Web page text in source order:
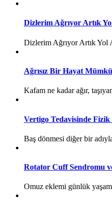
Dizlerim Ağrıyor Artık
Dizlerim Ağrıyor Artık Yol
Ağrısız Bir Hayat
Kafam ne kadar ağır,
Vertigo Tedavisinde
Baş dönmesi diğer bir
Rotator Cuff Sendromu
Omuz eklemi günlük